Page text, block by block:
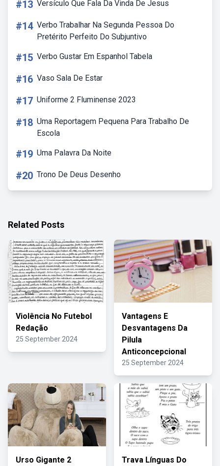
#13 Versículo Que Fala Da Vinda De Jesus
#14 Verbo Trabalhar Na Segunda Pessoa Do
Pretérito Perfeito Do Subjuntivo
#15 Verbo Gustar Em Espanhol Tabela
#16 Vaso Sala De Estar
#17 Uniforme 2 Fluminense 2023
#18 Uma Reportagem Pequena Para Trabalho De
Escola
#19 Uma Palavra Da Noite
#20 Trono De Deus Desenho
Related Posts
Violência No Futebol
Redação
25 September 2024
Vantagens E
Desvantagens Da
Pilula
Anticoncepcional
25 September 2024
Urso Gigante 2 Trava Línguas Do